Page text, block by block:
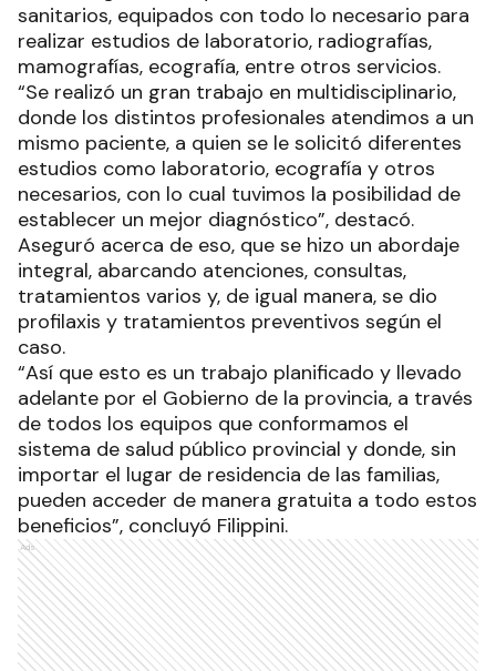
sanitarios, equipados con todo lo necesario para
realizar estudios de laboratorio, radiografías,
mamografías, ecografía, entre otros servicios.
“Se realizó un gran trabajo en multidisciplinario,
donde los distintos profesionales atendimos a un
mismo paciente, a quien se le solicitó diferentes
estudios como laboratorio, ecografía y otros
necesarios, con lo cual tuvimos la posibilidad de
establecer un mejor diagnóstico”, destacó.
Aseguró acerca de eso, que se hizo un abordaje
integral, abarcando atenciones, consultas,
tratamientos varios y, de igual manera, se dio
profilaxis y tratamientos preventivos según el
caso.
“Así que esto es un trabajo planificado y llevado
adelante por el Gobierno de la provincia, a través
de todos los equipos que conformamos el
sistema de salud público provincial y donde, sin
importar el lugar de residencia de las familias,
pueden acceder de manera gratuita a todo estos
beneficios”, concluyó Filippini.
Ads